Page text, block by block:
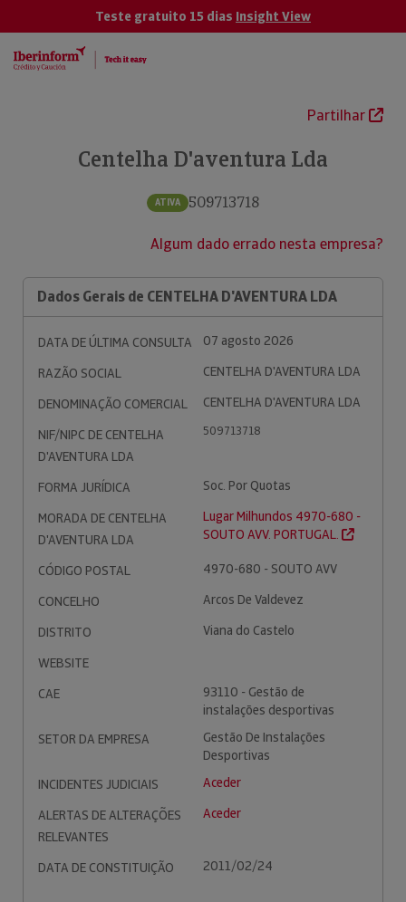
Teste gratuito 15 dias Insight View
Partilhar
Centelha D'aventura Lda
ATIVA 509713718
Algum dado errado nesta empresa?
Dados Gerais de CENTELHA D'AVENTURA LDA
DATA DE ÚLTIMA CONSULTA
07 agosto 2026
RAZÃO SOCIAL
CENTELHA D'AVENTURA LDA
DENOMINAÇÃO COMERCIAL
CENTELHA D'AVENTURA LDA
NIF/NIPC DE CENTELHA
D'AVENTURA LDA
509713718
FORMA JURÍDICA
Soc. Por Quotas
MORADA DE CENTELHA
D'AVENTURA LDA
Lugar Milhundos 4970-680 -
SOUTO AVV. PORTUGAL.
CÓDIGO POSTAL
4970-680 - SOUTO AVV
CONCELHO
Arcos De Valdevez
DISTRITO
Viana do Castelo
WEBSITE
CAE
93110 - Gestão de
instalações desportivas
SETOR DA EMPRESA
Gestão De Instalações
Desportivas
INCIDENTES JUDICIAIS
Aceder
ALERTAS DE ALTERAÇÕES
RELEVANTES
Aceder
DATA DE CONSTITUIÇÃO 2011/02/24